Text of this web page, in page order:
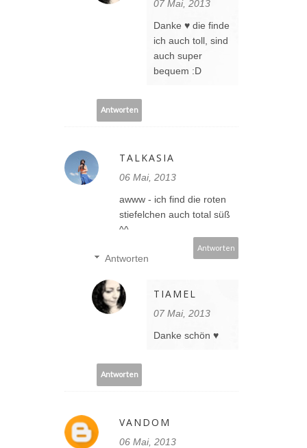
07 Mai, 2013
Danke ♥ die finde
ich auch toll, sind
auch super
bequem :D
Antworten
TALKASIA
06 Mai, 2013
awww - ich find die roten
stiefelchen auch total süß
^^
Antworten
Antworten
TIAMEL
07 Mai, 2013
Danke schön ♥
Antworten
VANDOM
06 Mai, 2013